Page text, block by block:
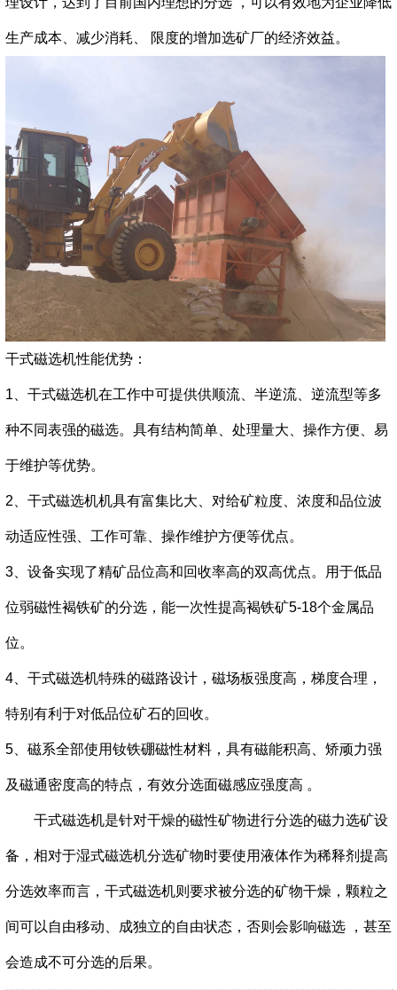
生产成本、减少消耗、 限度的增加选矿厂的经济效益。
干式磁选机性能优势：
1、 干式磁选机在工作中可提供供顺流、半逆流、逆流型等多
种不同表强的磁选。具有结构简单、处理量大、操作方便、易
于维护等优势。
2、干式磁选机机具有富集比大、对给矿粒度、浓度和品位波
动适应性强、工作可靠、操作维护方便等优点。
3、设备实现了精矿品位高和回收率高的双高优点。用于低品
位弱磁性褐铁矿的分选，能一次性提高褐铁矿5-18个金属品
位。
4、干式磁选机特殊的磁路设计，磁场板强度高，梯度合理，
特别有利于对低品位矿石的回收。
5、磁系全部使用钕铁硼磁性材料，具有磁能积高、矫顽力强
及磁通密度高的特点，有效分选面磁感应强度高 。
干式磁选机是针对干燥的磁性矿物进行分选的磁力选矿设
备，相对于湿式磁选机分选矿物时要使用液体作为稀释剂提高
分选效率而言，干式磁选机则要求被分选的矿物干燥，颗粒之
间可以自由移动、成独立的自由状态，否则会影响磁选 ，甚至
会造成不可分选的后果。